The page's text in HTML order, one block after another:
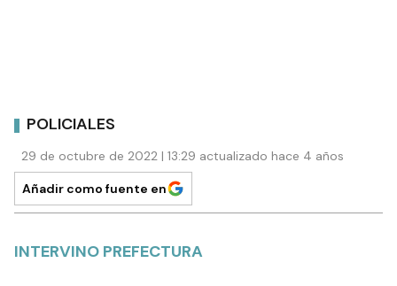
POLICIALES
29 de octubre de 2022 | 13:29 actualizado hace 4 años
Añadir como fuente en
INTERVINO PREFECTURA